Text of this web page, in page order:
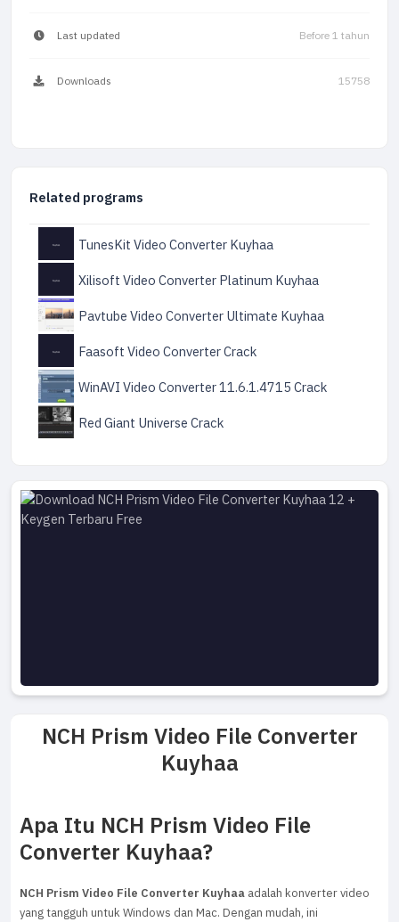
NCH Prism Video File Converter
Kuyhaa
Apa Itu NCH Prism Video File
Converter Kuyhaa?
NCH Prism Video File Converter Kuyhaa adalah konverter video
yang tangguh untuk Windows dan Mac. Dengan mudah, ini
Last updated Before 1 tahun
Downloads 15758
Related programs
TunesKit Video Converter Kuyhaa
Xilisoft Video Converter Platinum Kuyhaa
Pavtube Video Converter Ultimate Kuyhaa
Faasoft Video Converter Crack
WinAVI Video Converter 11.6.1.4715 Crack
Red Giant Universe Crack